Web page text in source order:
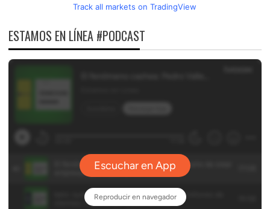
Track all markets on TradingView
ESTAMOS EN LÍNEA #PODCAST